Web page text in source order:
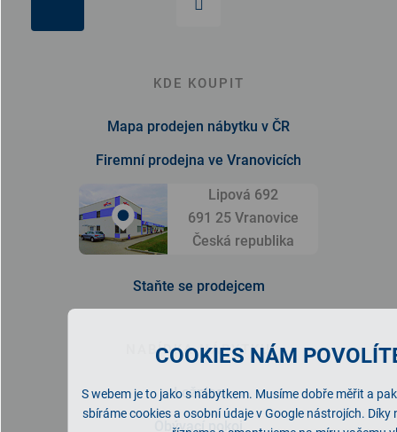
COOKIES NÁM
S webem je to jako s nábytkem. Musíme dobře měřit a
sbíráme cookies a osobní údaje v Google nástrojích. Díky
KDE KOUPIT
Mapa prodejen nábytku v ČR
Firemní prodejna ve Vranovicích
Lipová 692
691 25 Vranovice
Česká republika
Staňte se prodejcem
NABÍDKA NÁBYTKU
Ložnice
Obývací pokoj